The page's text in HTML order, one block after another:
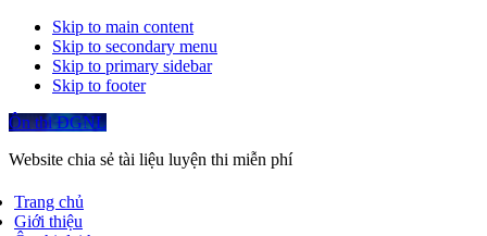
Skip to main content
Skip to secondary menu
Skip to primary sidebar
Skip to footer
Ôn thi ĐGNL
Website chia sẻ tài liệu luyện thi miễn phí
Trang chủ
Giới thiệu